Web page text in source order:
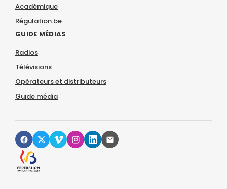
Académique
Régulation.be
GUIDE MÉDIAS
Radios
Télévisions
Opérateurs et distributeurs
Guide média